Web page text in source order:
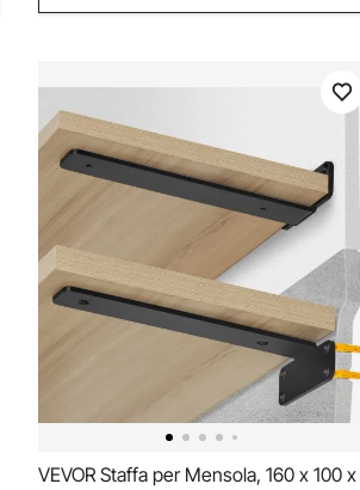
VEVOR Staffa per Mensola, 160 x 100 x